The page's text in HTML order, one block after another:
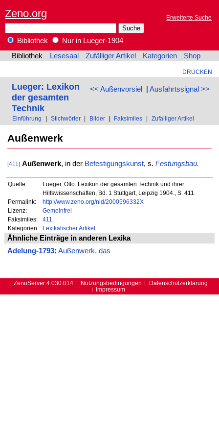
Zeno.org Erweiterte Suche
Bibliothek
Nur in Lueger-1904
Bibliothek
Lesesaal Zufälliger Artikel Kategorien Shop
DRUCKEN
<< Außenvorsiel| Ausfahrtssignal >>
Lueger: Lexikon
der gesamten
Technik
Einführung Stichwörter Bilder Faksimiles Zufälliger Artikel
Außenwerk
[411] Außenwerk, in der Befestigungskunst, s. Festungsbau.
Quelle:
Lueger, Otto: Lexikon der gesamten Technik und ihrer
Hilfswissenschaften, Bd. 1 Stuttgart, Leipzig 1904., S. 411.
Permalink:
http://www.zeno.org/nid/2000596332X
Lizenz:
Gemeinfrei
Faksimiles:
411
Kategorien:
Lexikalischer Artikel
Ähnliche Einträge in anderen Lexika
Adelung-1793: Außenwerk, das
ZenoServer 4.030.014 Nutzungsbedingungen
Datenschutzerklärung
Impressum